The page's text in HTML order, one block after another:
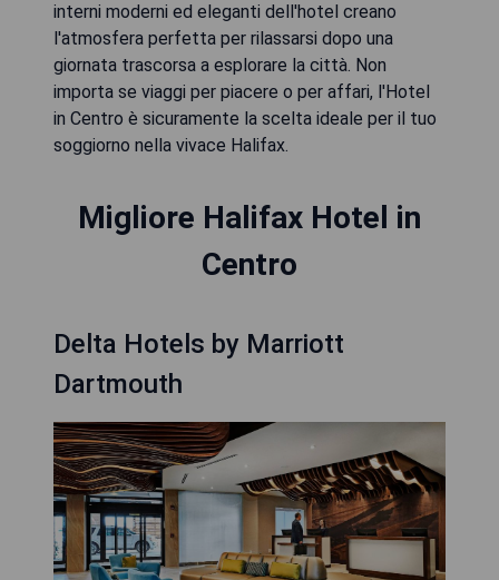
interni moderni ed eleganti dell'hotel creano
l'atmosfera perfetta per rilassarsi dopo una
giornata trascorsa a esplorare la città. Non
importa se viaggi per piacere o per affari, l'Hotel
in Centro è sicuramente la scelta ideale per il tuo
soggiorno nella vivace Halifax.
Migliore Halifax Hotel in
Centro
Delta Hotels by Marriott
Dartmouth